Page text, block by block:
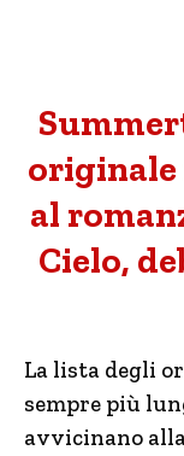
originale
al
Cielo,
La lista degli
sempre più
avvicinano